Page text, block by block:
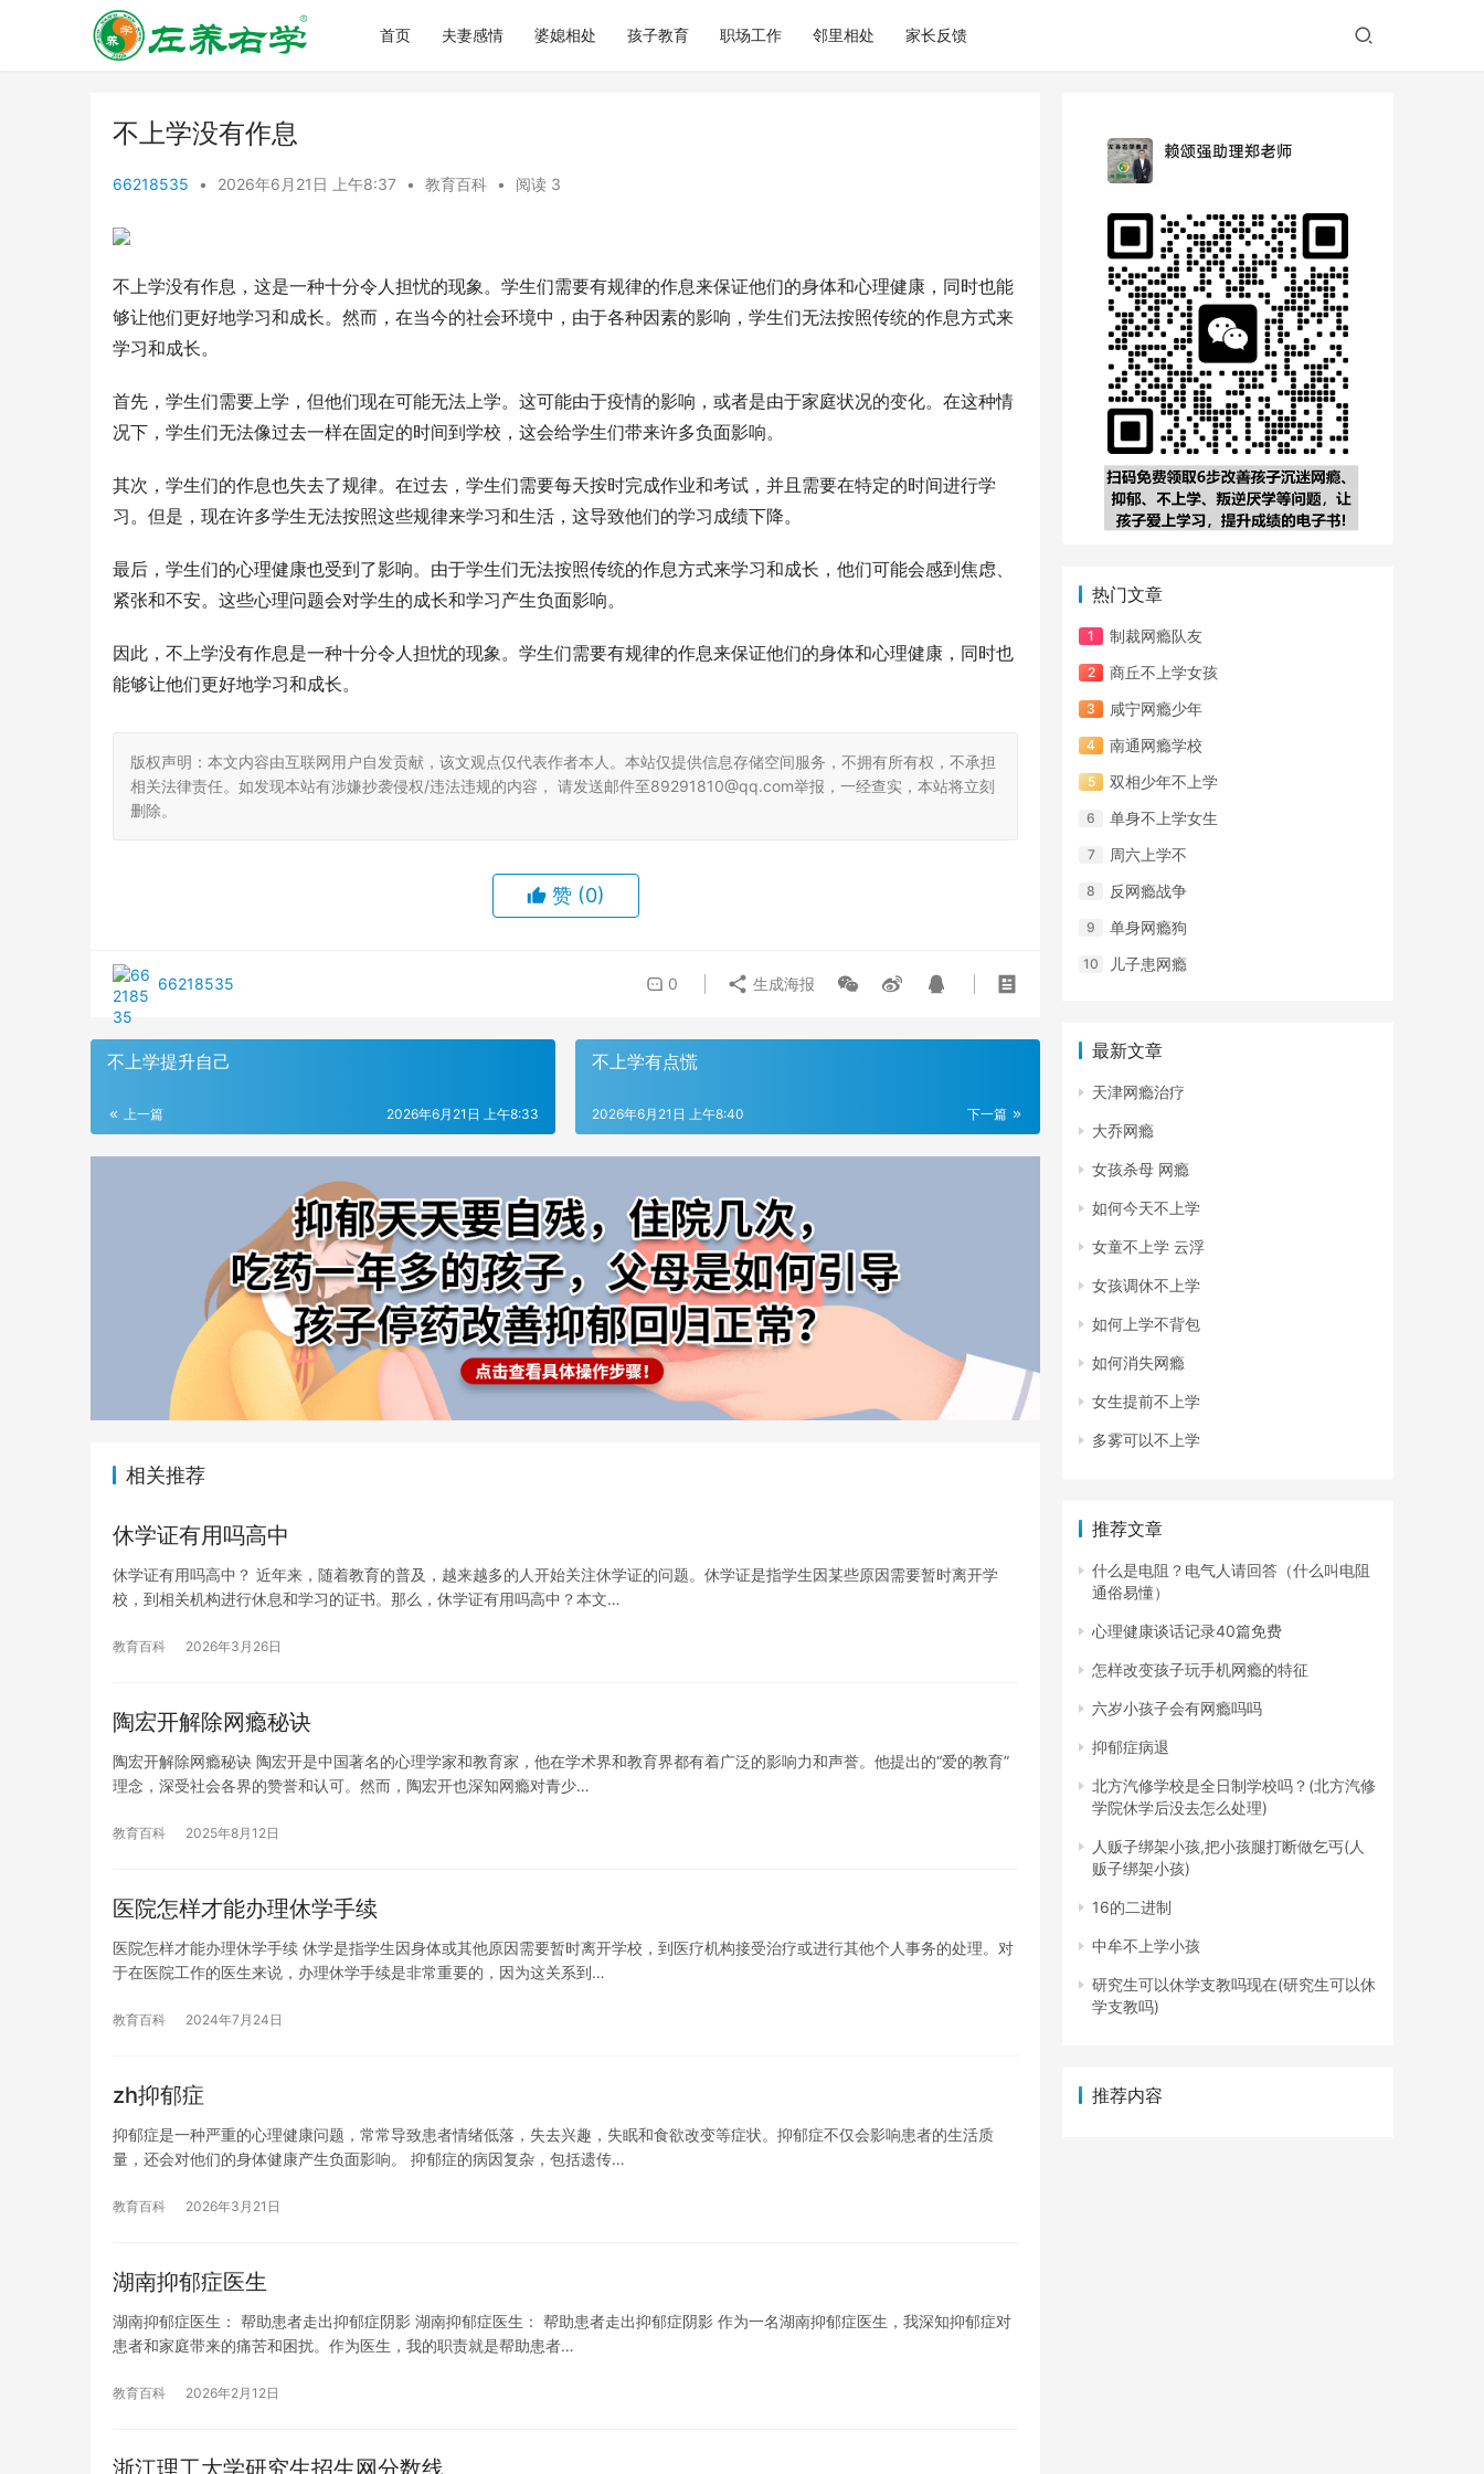
首页 夫妻感情 婆媳相处 孩子教育 职场工作 邻里相处 家长反馈
不上学没有作息
66218535 • 2026年6月21日 上午8:37 • 教育百科 • 阅读 3
不上学没有作息，这是一种十分令人担忧的现象。学生们需要有规律的作息来保证他们的身体和心理健康，同时也能
够让他们更好地学习和成长。然而，在当今的社会环境中，由于各种因素的影响，学生们无法按照传统的作息方式来
学习和成长。
首先，学生们需要上学，但他们现在可能无法上学。这可能由于疫情的影响，或者是由于家庭状况的变化。在这种情
况下，学生们无法像过去一样在固定的时间到学校，这会给学生们带来许多负面影响。
其次，学生们的作息也失去了规律。在过去，学生们需要每天按时完成作业和考试，并且需要在特定的时间进行学
习。但是，现在许多学生无法按照这些规律来学习和生活，这导致他们的学习成绩下降。
最后，学生们的心理健康也受到了影响。由于学生们无法按照传统的作息方式来学习和成长，他们可能会感到焦虑、
紧张和不安。这些心理问题会对学生的成长和学习产生负面影响。
因此，不上学没有作息是一种十分令人担忧的现象。学生们需要有规律的作息来保证他们的身体和心理健康，同时也
能够让他们更好地学习和成长。
版权声明：本文内容由互联网用户自发贡献，该文观点仅代表作者本人。本站仅提供信息存储空间服务，不拥有所有权，不承担
相关法律责任。如发现本站有涉嫌抄袭侵权/违法违规的内容， 请发送邮件至89291810@qq.com举报，一经查实，本站将立刻
删除。
赞 (0)
66218535 0 生成海报
不上学提升自己
上一篇 2026年6月21日 上午8:33
不上学有点慌
下一篇
2026年6月21日 上午8:40
相关推荐
休学证有用吗高中
休学证有用吗高中？ 近年来，随着教育的普及，越来越多的人开始关注休学证的问题。休学证是指学生因某些原因需要暂时离开学
校，到相关机构进行休息和学习的证书。那么，休学证有用吗高中？本文…
教育百科 2026年3月26日
陶宏开解除网瘾秘诀
陶宏开解除网瘾秘诀 陶宏开是中国著名的心理学家和教育家，他在学术界和教育界都有着广泛的影响力和声誉。他提出的“爱的教育”
理念，深受社会各界的赞誉和认可。然而，陶宏开也深知网瘾对青少…
教育百科 2025年8月12日
医院怎样才能办理休学手续
医院怎样才能办理休学手续 休学是指学生因身体或其他原因需要暂时离开学校，到医疗机构接受治疗或进行其他个人事务的处理。对
于在医院工作的医生来说，办理休学手续是非常重要的，因为这关系到…
教育百科 2024年7月24日
zh抑郁症
抑郁症是一种严重的心理健康问题，常常导致患者情绪低落，失去兴趣，失眠和食欲改变等症状。抑郁症不仅会影响患者的生活质
量，还会对他们的身体健康产生负面影响。 抑郁症的病因复杂，包括遗传…
教育百科 2026年3月21日
湖南抑郁症医生
湖南抑郁症医生： 帮助患者走出抑郁症阴影 湖南抑郁症医生： 帮助患者走出抑郁症阴影 作为一名湖南抑郁症医生，我深知抑郁症对
患者和家庭带来的痛苦和困扰。作为医生，我的职责就是帮助患者…
教育百科 2026年2月12日
浙江理工大学研究生招生网分数线
热门文章
制裁网瘾队友
商丘不上学女孩
咸宁网瘾少年
南通网瘾学校
双相少年不上学
单身不上学女生
周六上学不
反网瘾战争
单身网瘾狗
儿子患网瘾
最新文章
天津网瘾治疗
大乔网瘾
女孩杀母 网瘾
如何今天不上学
女童不上学 云浮
女孩调休不上学
如何上学不背包
如何消失网瘾
女生提前不上学
多雾可以不上学
推荐文章
什么是电阻？电气人请回答（什么叫电阻
通俗易懂）
心理健康谈话记录40篇免费
怎样改变孩子玩手机网瘾的特征
六岁小孩子会有网瘾吗吗
抑郁症病退
北方汽修学校是全日制学校吗？(北方汽修
学院休学后没去怎么处理)
人贩子绑架小孩,把小孩腿打断做乞丐(人
贩子绑架小孩)
16的二进制
中牟不上学小孩
研究生可以休学支教吗现在(研究生可以休
学支教吗)
推荐内容